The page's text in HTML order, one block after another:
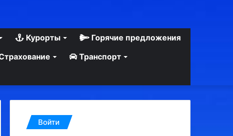
Курорты
Горячие предложения
Транспорт
Войти